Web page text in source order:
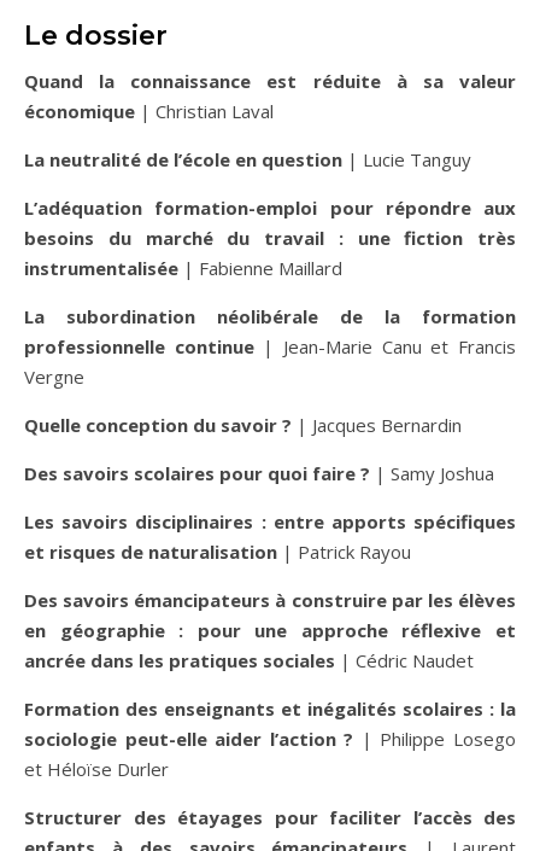
Le dossier
Quand la connaissance est réduite à sa valeur
économique | Christian Laval
La neutralité de l’école en question | Lucie Tanguy
L’adéquation formation-emploi pour répondre aux
besoins du marché du travail : une fiction très
instrumentalisée | Fabienne Maillard
La subordination néolibérale de la formation
professionnelle continue| Jean-Marie Canu et Francis
Vergne
Quelle conception du savoir ? | Jacques Bernardin
Des savoirs scolaires pour quoi faire ? | Samy Joshua
Les savoirs disciplinaires : entre apports spécifiques
et risques de naturalisation | Patrick Rayou
Des savoirs émancipateurs à construire par les élèves
en géographie : pour une approche réflexive et
ancrée dans les pratiques sociales | Cédric Naudet
Formation des enseignants et inégalités scolaires : la
sociologie peut-elle aider l’action ? | Philippe Losego
et Héloïse Durler
Structurer des étayages pour faciliter l’accès des